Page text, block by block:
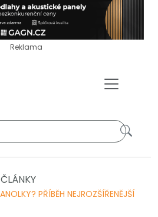
Reklama
ČLÁNKY
PŘÍBĚH NEJROZŠÍŘENĚJŠÍ